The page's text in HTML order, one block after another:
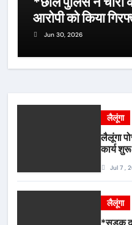
आरोपी को किया
Jun 30, 2026
लैलूंगा
लैलूंगा
कार्य
Jul 7 ,
लैलूंगा